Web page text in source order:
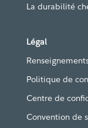
La durabilité
Légal
Politique de
Centre de
Convention de